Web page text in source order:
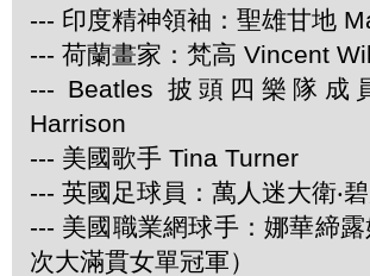
--- 印度精神領袖：聖雄甘地
--- 荷蘭畫家：梵高 Vincent
--- Beatles 披頭四樂隊成
Harrison
--- 美國歌手 Tina Turner
--- 英國足球員：萬人迷大衛‧
--- 美國職業網球手：娜華締
次大滿貫女單冠軍）